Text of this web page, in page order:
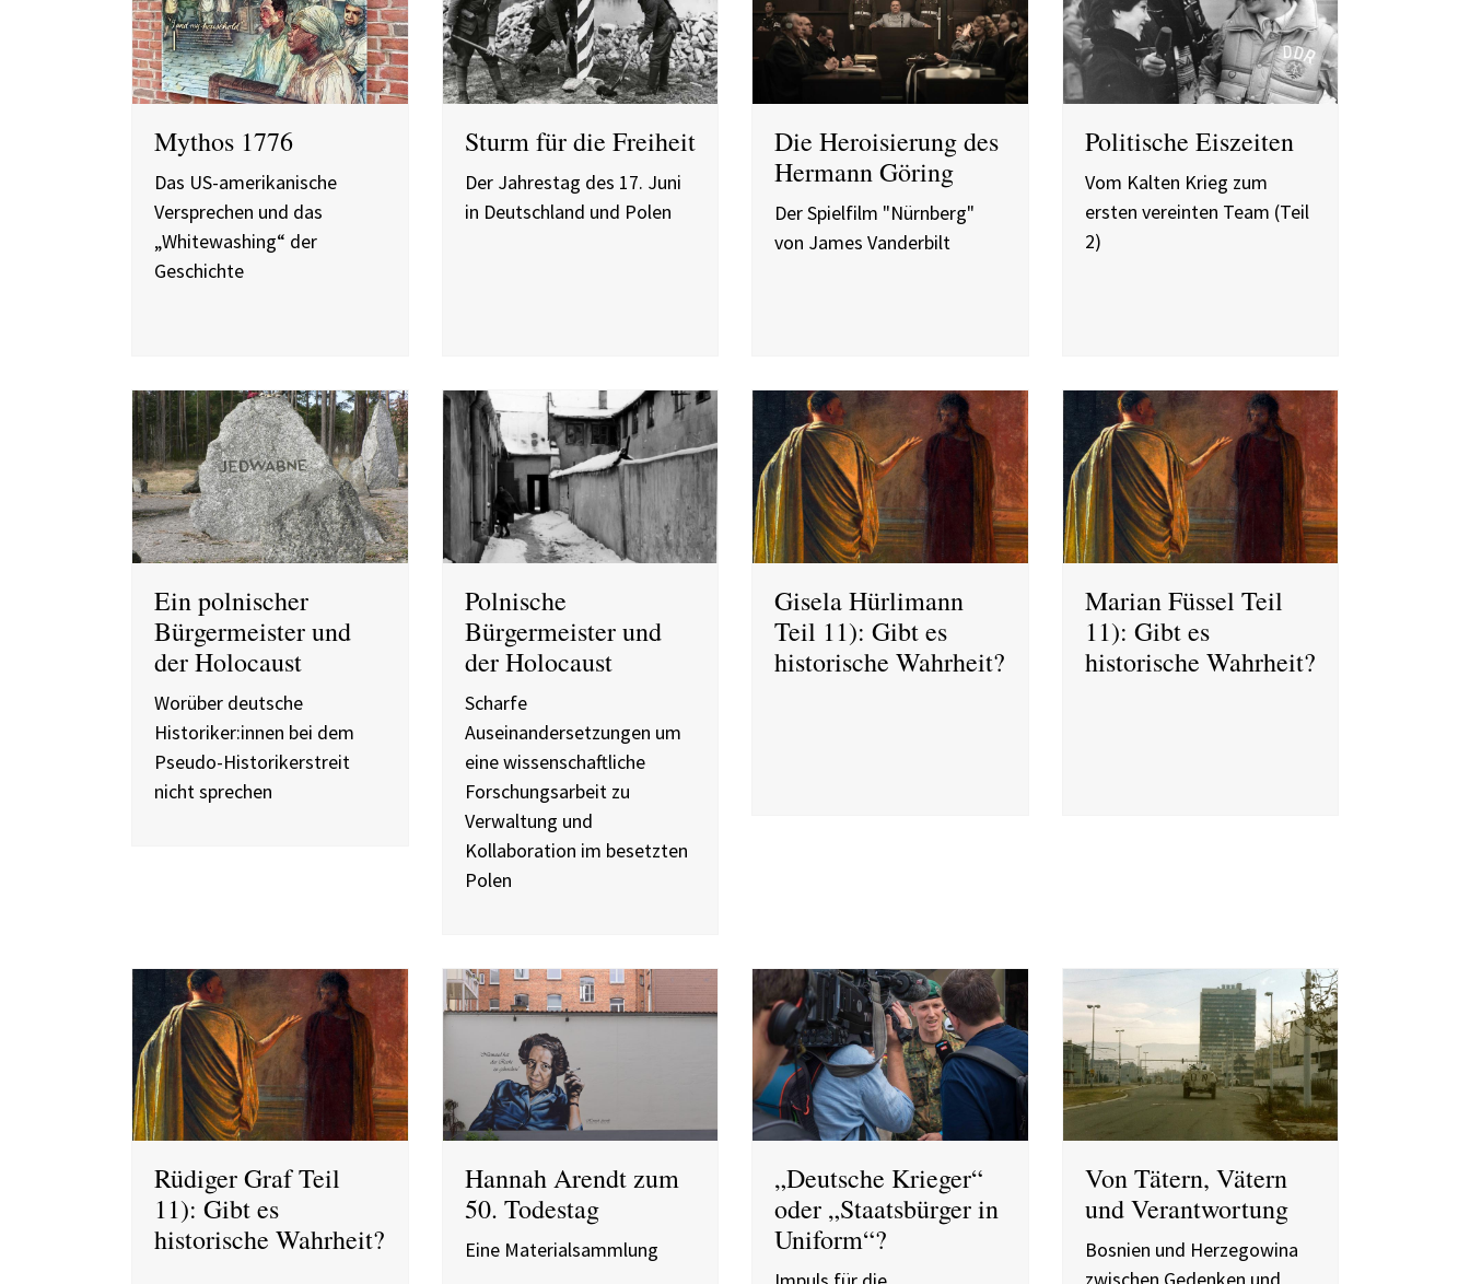
Mythos 1776
Das US-amerikanische
Versprechen und das
„Whitewashing“ der
Geschichte
Sturm für die Freiheit
Der Jahrestag des 17. Juni
in Deutschland und Polen
Die Heroisierung des
Hermann Göring
Der Spielfilm "Nürnberg"
von James Vanderbilt
Politische Eiszeiten
Vom Kalten Krieg zum
ersten vereinten Team (Teil
2)
Ein polnischer
Bürgermeister und
der Holocaust
Worüber deutsche
Historiker:innen bei dem
Pseudo-Historikerstreit
nicht sprechen
Polnische
Bürgermeister und
der Holocaust
Scharfe
Auseinandersetzungen um
eine wissenschaftliche
Forschungsarbeit zu
Verwaltung und
Kollaboration im besetzten
Polen
Gisela Hürlimann
Teil 11): Gibt es
historische Wahrheit?
Marian Füssel Teil
11): Gibt es
historische Wahrheit?
Rüdiger Graf Teil
11): Gibt es
historische Wahrheit?
Hannah Arendt zum
50. Todestag
Eine Materialsammlung
„Deutsche Krieger“
oder „Staatsbürger in
Uniform“?
Von Tätern, Vätern
und Verantwortung
Bosnien und Herzegowina
zwischen Gedenken und